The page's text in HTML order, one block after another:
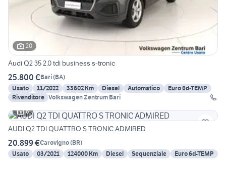
20
Audi Q2 35 2.0 tdi business s-tronic
25.800 €Bari(BA)
Usato
11/2022 33602 Km Diesel Automatico
Euro 6d-TEMP
Rivenditore Volkswagen Zentrum Bari
6
AUDI Q2 TDI QUATTRO S TRONIC ADMIRED
20.899 €Carovigno(BR)
Usato
03/2021 124000 Km Diesel Sequenziale Euro 6d-TEMP